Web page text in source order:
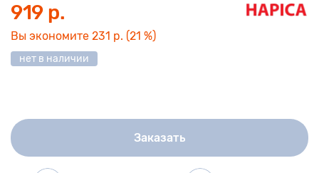
919 р.
Вы экономите 231 р. (21 %)
нет в наличии
Заказать